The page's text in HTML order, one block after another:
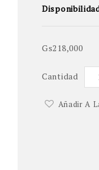
Gs218,000
Cantidad
Añadir A